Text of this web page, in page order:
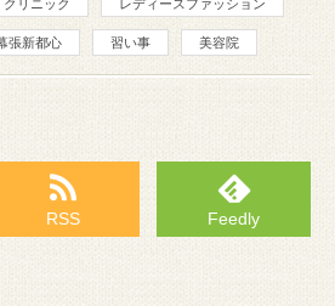
クリニック レディースファッション
張新都心 習い事 美容院
RSS Feedly